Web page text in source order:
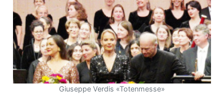
Giuseppe Verdis «Totenmesse»